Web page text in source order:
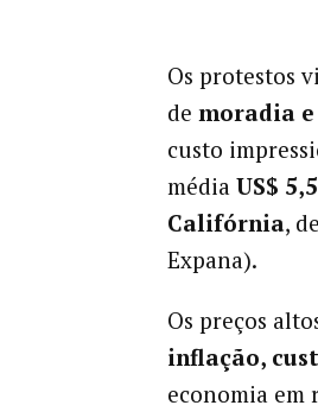
Os protestos
de moradia
custo
média US$
Califórnia,
Expana).
Os preços
inflação,
economia em